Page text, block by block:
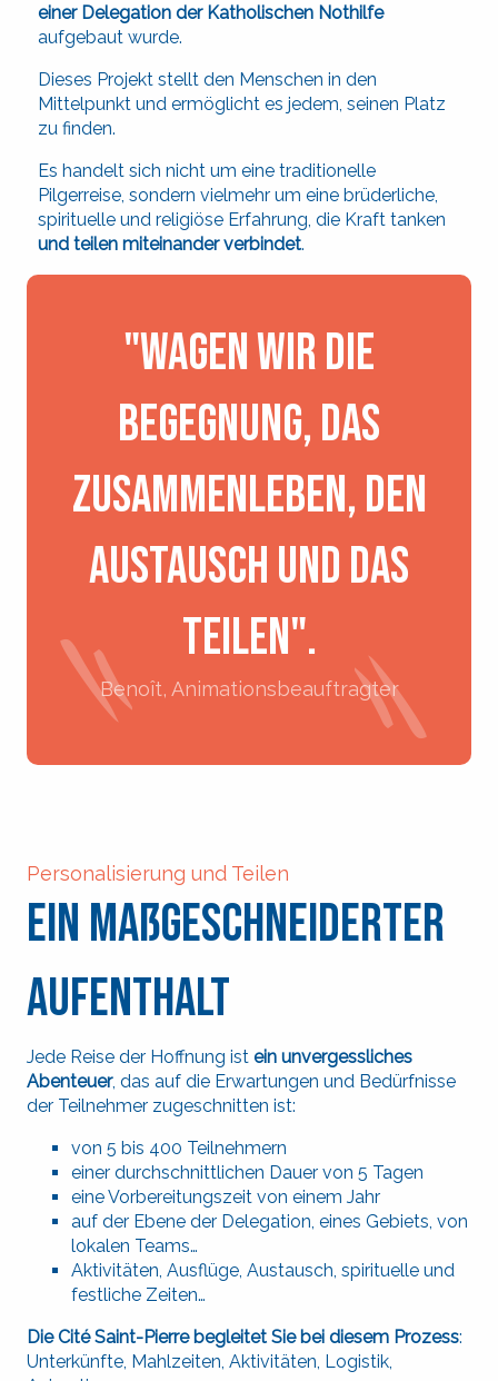
einer Delegation der Katholischen Nothilfe
aufgebaut wurde.
Dieses Projekt stellt den Menschen in den
Mittelpunkt und ermöglicht es jedem, seinen Platz
zu finden.
Es handelt sich nicht um eine traditionelle
Pilgerreise, sondern vielmehr um eine brüderliche,
spirituelle und religiöse Erfahrung, die Kraft tanken
und teilen miteinander verbindet.
"Wagen wir die
Begegnung, das
Zusammenleben, den
Austausch und das
Teilen".
Benoît, Animationsbeauftragter
Personalisierung und Teilen
Ein maßgeschneiderter
Aufenthalt
Jede Reise der Hoffnung ist ein unvergessliches
Abenteuer, das auf die Erwartungen und Bedürfnisse
der Teilnehmer zugeschnitten ist:
von 5 bis 400 Teilnehmern
einer durchschnittlichen Dauer von 5 Tagen
eine Vorbereitungszeit von einem Jahr
auf der Ebene der Delegation, eines Gebiets, von
lokalen Teams…
Aktivitäten, Ausflüge, Austausch, spirituelle und
festliche Zeiten…
Die Cité Saint-Pierre begleitet Sie bei diesem Prozess:
Unterkünfte, Mahlzeiten, Aktivitäten, Logistik,